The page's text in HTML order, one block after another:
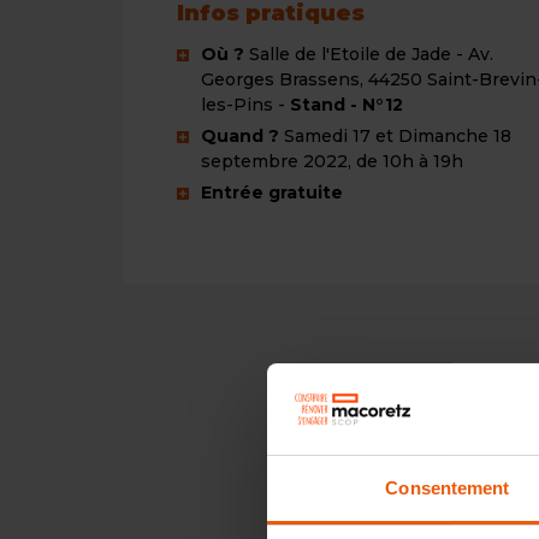
Consentement
Infos pratiques
Où ? Salle de l'Etoile de Jade - Av.
Georges Brassens, 44250 Saint-
les-Pins - Stand - N°12
Quand ? Samedi 17 et Dimanche 18
septembre 2022, de 10h à 19h
Entrée gratuite